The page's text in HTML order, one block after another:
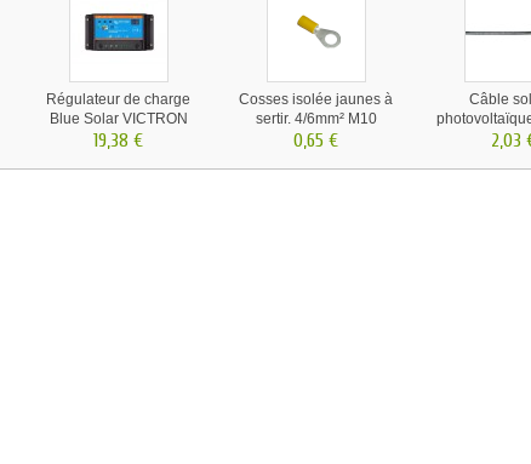
Régulateur de charge
Blue Solar VICTRON
12/24V-5A
19,38 €
Cosses isolée jaunes à
sertir. 4/6mm² M10
0,65 €
Câble
résistant2,03